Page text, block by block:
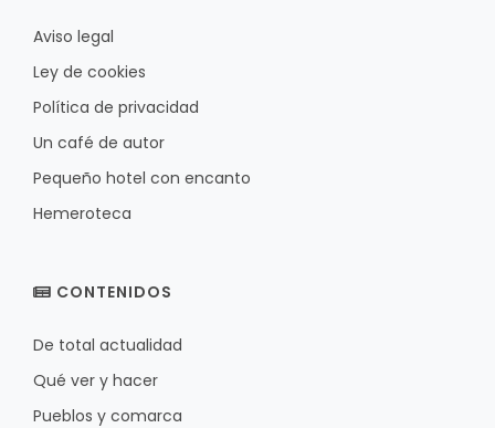
Aviso legal
Ley de cookies
Política de privacidad
Un café de autor
Pequeño hotel con encanto
Hemeroteca
CONTENIDOS
De total actualidad
Qué ver y hacer
Pueblos y comarca